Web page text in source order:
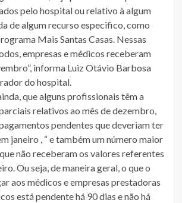
pelo hospital ou relativo à algum
de algum recurso especifico, como
Mais Santas Casas. Nessas
empresas e médicos receberam
informa Luiz Otávio Barbosa
do hospital.
que alguns profissionais têm a
relativos ao mês de dezembro,
pendentes que deveriam ter
janeiro , “ e também um número maior
não receberam os valores referentes
Ou seja, de maneira geral, o que o
aos médicos e empresas prestadoras
está pendente há 90 dias e não há